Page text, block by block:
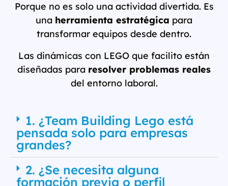
Porque no es solo una actividad divertida. Es
una herramienta estratégica para
transformar equipos desde dentro.
Las dinámicas con LEGO que facilito están
diseñadas para resolver problemas reales
del entorno laboral.
1. ¿Team Building Lego está
pensada solo para empresas
grandes?
2. ¿Se necesita alguna
formación previa o perfil